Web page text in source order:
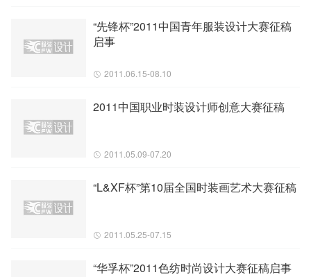
“先锋杯”2011中国青年服装设计大赛征稿
启事
2011.06.15-08.10
2011中国职业时装设计师创意大赛征稿
2011.05.09-07.20
“L&XF杯”第10届全国时装画艺术大赛征稿
2011.05.25-07.15
“华孚杯”2011色纺时尚设计大赛征稿启事